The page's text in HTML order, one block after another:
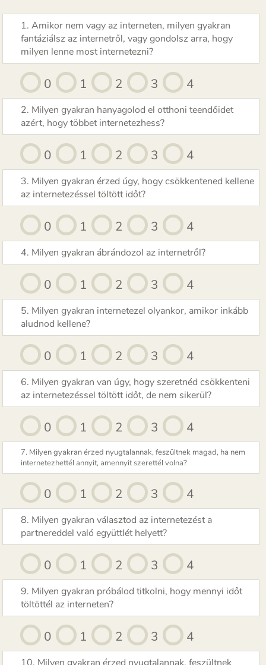
1. Amikor nem vagy az interneten, milyen gyakran
fantáziálsz az internetről, vagy gondolsz arra, hogy
milyen lenne most internetezni?
0 1 2 3 4
2. Milyen gyakran hanyagolod el otthoni teendőidet
azért, hogy többet internetezhess?
0 1 2 3 4
3. Milyen gyakran érzed úgy, hogy csökkentened kellene
az internetezéssel töltött időt?
0 1 2 3 4
4. Milyen gyakran ábrándozol az internetről?
0 1 2 3 4
5. Milyen gyakran internetezel olyankor, amikor inkább
aludnod kellene?
0 1 2 3 4
6. Milyen gyakran van úgy, hogy szeretnéd csökkenteni
az internetezéssel töltött időt, de nem sikerül?
0 1 2 3 4
7. Milyen gyakran érzed nyugtalannak, feszültnek magad, ha nem
internetezhettél annyit, amennyit szerettél volna?
0 1 2 3 4
8. Milyen gyakran választod az internetezést a
partnereddel való együttlét helyett?
0 1 2 3 4
9. Milyen gyakran próbálod titkolni, hogy mennyi időt
töltöttél az interneten?
0 1 2 3 4